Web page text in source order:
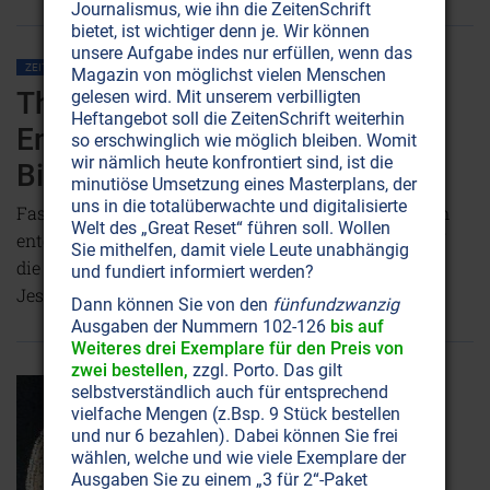
ZEITENSCHRIFT NR. 20 GNOSIS JESUS CHRISTUS RELIGIONEN
Thomasevangelium: Die
Entdeckung der Nag Hammadi
Bibliothek
Fast zur gleichen Zeit, da die Schriftrollen in Qumran
entdeckt werden, stößt ein Bauer in Oberägypten auf
die wohl ursprünglichsten Schriften über die Worte
Jesu.
NICHT ONLINE VERFÜGBAR AUSGABE BESTELLEN
Journalismus, wie ihn die ZeitenSchrift
bietet, ist wichtiger denn je. Wir können
unsere Aufgabe indes nur erfüllen, wenn das
Magazin von möglichst vielen Menschen
gelesen wird. Mit unserem verbilligten
Heftangebot soll die ZeitenSchrift weiterhin
so erschwinglich wie möglich bleiben. Womit
wir nämlich heute konfrontiert sind, ist die
minutiöse Umsetzung eines Masterplans, der
uns in die totalüberwachte und digitalisierte
Welt des „Great Reset“ führen soll. Wollen
Sie mithelfen, damit viele Leute unabhängig
und fundiert informiert werden?
Dann können Sie von den fünfundzwanzig
Ausgaben der Nummern 102-126 bis auf
Weiteres drei Exemplare für den Preis von
zwei bestellen, zzgl. Porto. Das gilt
selbstverständlich auch für entsprechend
vielfache Mengen (z.Bsp. 9 Stück bestellen
und nur 6 bezahlen). Dabei können Sie frei
wählen, welche und wie viele Exemplare der
Ausgaben Sie zu einem „3 für 2“-Paket